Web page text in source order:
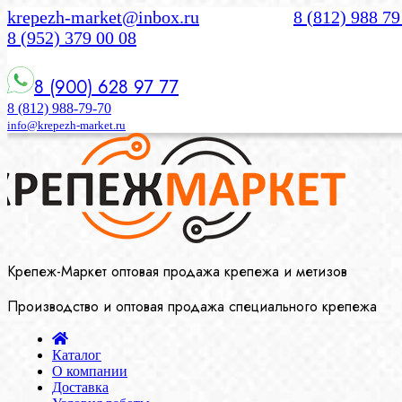
krepezh-market@inbox.ru
8 (812) 988
8 (952) 379 00 08
8 (900) 628 97 77
8 (812) 988-79-70
info@krepezh-market.ru
Крепеж-Маркет оптовая продажа крепежа и метизов
Производство и оптовая продажа специального крепежа
Каталог
О компании
Доставка